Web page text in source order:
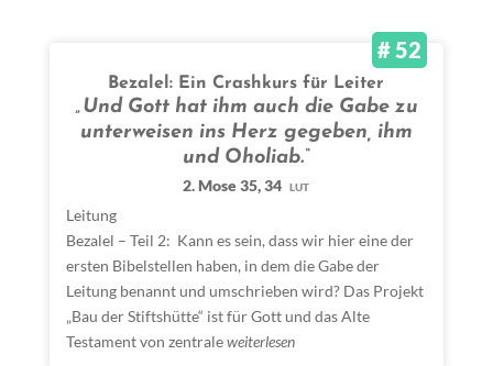
# 52
Bezalel: Ein Crashkurs für Leiter
„Und Gott hat ihm auch die Gabe zu
unterweisen ins Herz gegeben, ihm
und Oholiab.“
2. Mose 35, 34 LUT
Leitung
Bezalel – Teil 2: Kann es sein, dass wir hier eine der
ersten Bibelstellen haben, in dem die Gabe der
Leitung benannt und umschrieben wird? Das Projekt
„Bau der Stiftshütte“ ist für Gott und das Alte
Testament von zentraleweiterlesen